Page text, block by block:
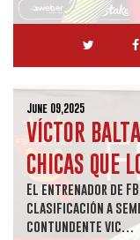
June 09,2025
VÍCTOR
CHICAS QUE
El entrenador de
clasificación a
contundente vic…